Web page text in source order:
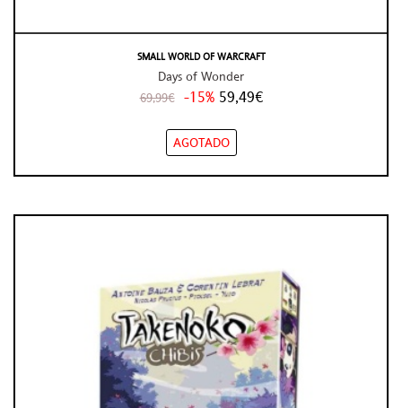
SMALL WORLD OF WARCRAFT
Days of Wonder
69,99€ -15% 59,49€
AGOTADO